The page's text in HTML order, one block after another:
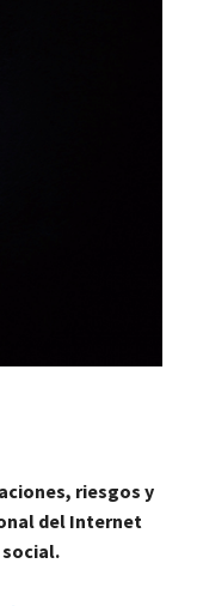
riesgos y
del Internet